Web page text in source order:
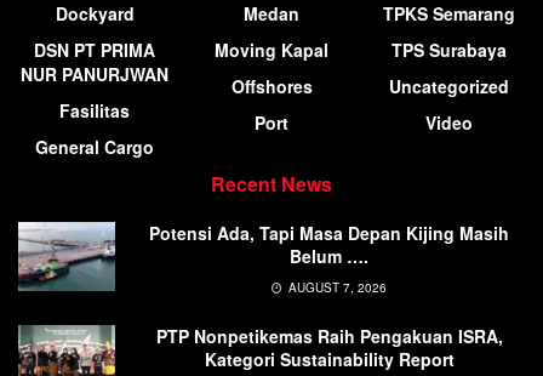
Dockyard
DSN PT PRIMA
NUR PANURJWAN
Fasilitas
General Cargo
Medan
Moving Kapal
Offshores
Port
TPKS Semarang
TPS Surabaya
Uncategorized
Video
Recent News
Potensi Ada, Tapi Masa Depan Kijing Masih
Belum ….
AUGUST 7, 2026
PTP Nonpetikemas Raih Pengakuan ISRA,
Kategori Sustainability Report